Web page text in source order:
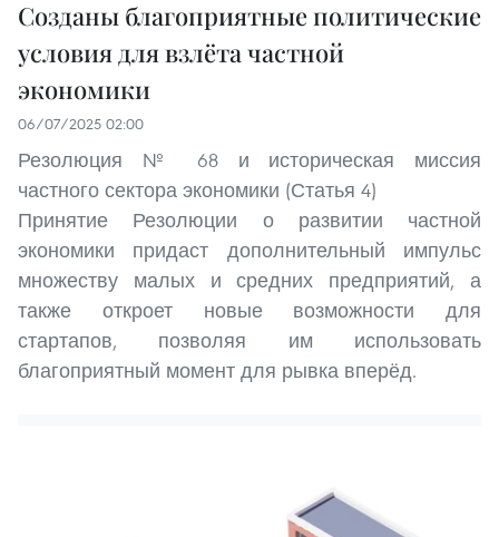
Созданы благоприятные политические
условия для взлёта частной
экономики
06/07/2025 02:00
Резолюция № 68 и историческая миссия
частного сектора экономики (Статья 4)
Принятие Резолюции о развитии частной
экономики придаст дополнительный импульс
множеству малых и средних предприятий, а
также откроет новые возможности для
стартапов, позволяя им использовать
благоприятный момент для рывка вперёд.